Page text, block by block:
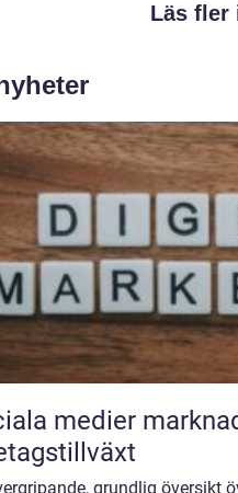
Läs fler
medier
grundlig översikt